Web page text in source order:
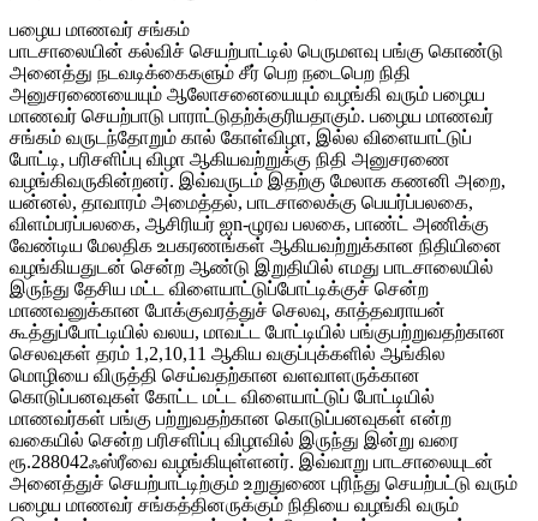
பழைய மாணவர் சங்கம்
பாடசாலையின் கல்விச் செயற்பாட்டில் பெருமளவு பங்கு கொண்டு
அனைத்து நடவடிக்கைகளும் சீர் பெற நடைபெற நிதி
அனுசரணையையும் ஆலோசனையையும் வழங்கி வரும் பழைய
மாணவர் செயற்பாடு பாராட்டுதற்க்குரியதாகும். பழைய மாணவர்
சங்கம் வருடந்தோறும் கால் கோள்விழா, இல்ல விளையாட்டுப்
போட்டி, பரிசளிப்பு விழா ஆகியவற்றுக்கு நிதி அனுசரணை
வழங்கிவருகின்றனர். இவ்வருடம் இதற்கு மேலாக கணனி அறை,
யன்னல், தாவாரம் அமைத்தல், பாடசாலைக்கு பெயர்ப்பலகை,
விளம்பரப்பலகை, ஆசிரியர் ஐn-ழுரவ பலகை, பாண்ட் அணிக்கு
வேண்டிய மேலதிக உபகரணங்கள் ஆகியவற்றுக்கான நிதியினை
வழங்கியதுடன் சென்ற ஆண்டு இறுதியில் எமது பாடசாலையில்
இருந்து தேசிய மட்ட விளையாட்டுப்போட்டிக்குச் சென்ற
மாணவனுக்கான போக்குவரத்துச் செலவு, காத்தவராயன்
கூத்துப்போட்டியில் வலய, மாவட்ட போட்டியில் பங்குபற்றுவதற்கான
செலவுகள் தரம் 1,2,10,11 ஆகிய வகுப்புக்களில் ஆங்கில
மொழியை விருத்தி செய்வதற்கான வளவாளருக்கான
கொடுப்பனவுகள் கோட்ட மட்ட விளையாட்டுப் போட்டியில்
மாணவர்கள் பங்கு பற்றுவதற்கான கொடுப்பனவுகள் என்ற
வகையில் சென்ற பரிசளிப்பு விழாவில் இருந்து இன்று வரை
ரூ.288042ஃஸ்ரீவை வழங்கியுள்ளனர். இவ்வாறு பாடசாலையுடன்
அனைத்துச் செயற்பாட்டிற்கும் உறுதுணை புரிந்து செயற்பட்டு வரும்
பழைய மாணவர் சங்கத்தினருக்கும் நிதியை வழங்கி வரும்